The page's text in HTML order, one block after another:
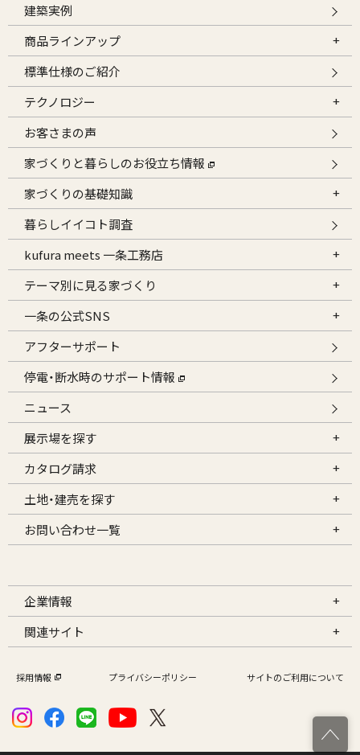
建築実例
商品ラインアップ
標準仕様のご紹介
テクノロジー
お客さまの声
家づくりと暮らしのお役立ち情報
家づくりの基礎知識
暮らしイイコト調査
kufura meets 一条工務店
テーマ別に見る家づくり
一条の公式SNS
アフターサポート
停電・断水時のサポート情報
ニュース
展示場を探す
カタログ請求
土地・建売を探す
お問い合わせ一覧
企業情報
関連サイト
採用情報 プライバシーポリシー サイトのご利用について